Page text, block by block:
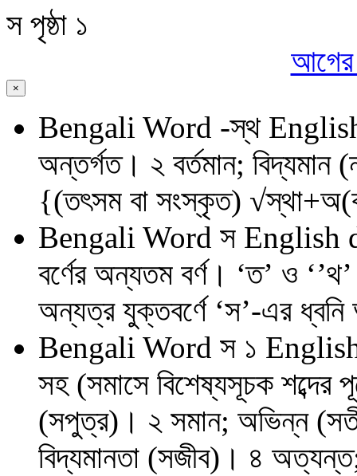
স পৃষ্ঠা ১
আগের
×
Bengali Word -স্থ
অন্তর্গত। ২ বর্তমান;
{(তৎসম বা সংস্কৃত)
Bengali Word স English
বর্ণের অন্যতম বর্ণ। ‘ত’ ও
অন্যত্র যুক্তবর্ণে ‘স’-এর
Bengali Word স ১
সহ (সমাসে বিশেষ্যসূচক শব্দের
(সপুত্র)। ২ সমান; অভিন্ন
বিদ্যমানতা (সজীব)। ৪